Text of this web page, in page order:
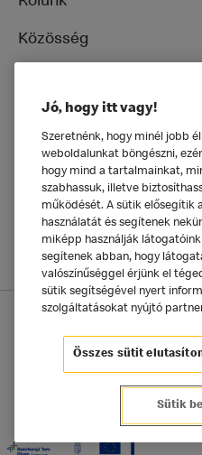
Közösség
Általános
McDonald's
©2025
Jó, hogy itt vagy!
Szeretnénk, hogy minél jobb
weboldalunkat böngészni,
hogy mind a tartalmainkat,
szabhassuk, illetve
működését. A sütik elősegítik
használatát és segítenek
miképp használják
segítenek abban, hogy
valószínűséggel érjünk el
sütik segítségével nyert
szolgáltatásokat nyújtó
Összes sütit
Sütik